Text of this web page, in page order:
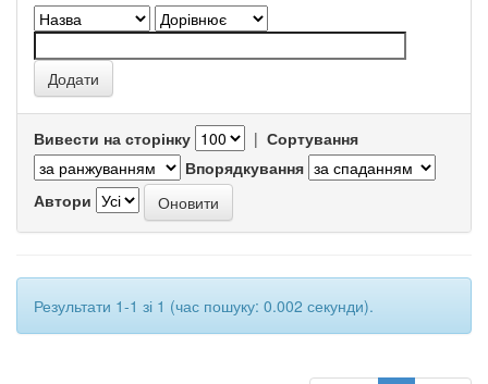
Вивести на сторінку | Сортування
Впорядкування
Автори
Результати 1-1 зі 1 (час пошуку: 0.002 секунди).